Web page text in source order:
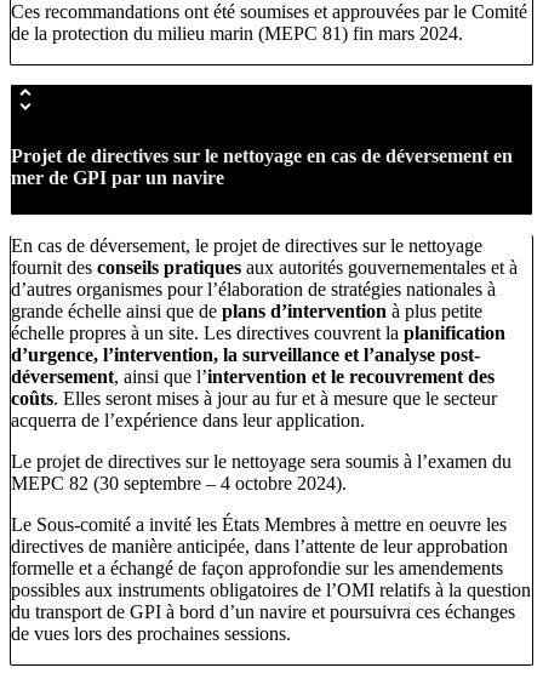
Ces recommandations ont été soumises et approuvées par le Comité
de la protection du milieu marin (MEPC 81) fin mars 2024.
Projet de directives sur le nettoyage en cas de déversement en
mer de GPI par un navire
En cas de déversement, le projet de directives sur le nettoyage
fournit des conseils pratiques aux autorités gouvernementales et à
d’autres organismes pour l’élaboration de stratégies nationales à
grande échelle ainsi que de plans d’intervention à plus petite
échelle propres à un site. Les directives couvrent la planification
d’urgence, l’intervention, la surveillance et l’analyse post-
déversement, ainsi que l’intervention et le recouvrement des
coûts. Elles seront mises à jour au fur et à mesure que le secteur
acquerra de l’expérience dans leur application.
Le projet de directives sur le nettoyage sera soumis à l’examen du
MEPC 82 (30 septembre – 4 octobre 2024).
Le Sous-comité a invité les États Membres à mettre en oeuvre les
directives de manière anticipée, dans l’attente de leur approbation
formelle et a échangé de façon approfondie sur les amendements
possibles aux instruments obligatoires de l’OMI relatifs à la question
du transport de GPI à bord d’un navire et poursuivra ces échanges
de vues lors des prochaines sessions.